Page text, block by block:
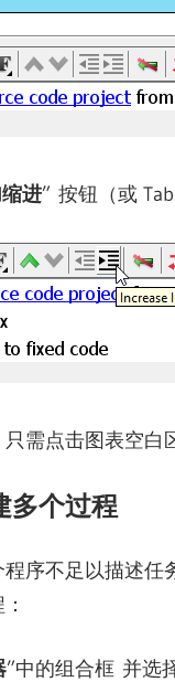
进” 按钮（或
需点击图表空白
多个过程
序不足以描述
”中的组合框 并选